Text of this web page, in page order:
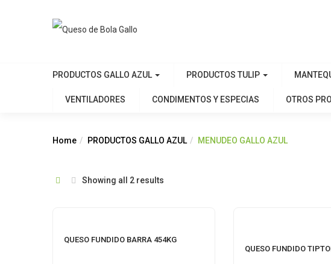
PRODUCTOS GALLO AZUL PRODUCTOS TULIP
VENTILADORES CONDIMENTOS Y ESPECIAS OTROS
Home PRODUCTOS GALLO AZUL MENUDEO GALLO AZUL
Showing all 2 results
QUESO FUNDIDO BARRA 454KG
QUESO FUNDIDO